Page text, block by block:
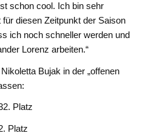
schon cool. Ich bin sehr
diesen Zeitpunkt der Saison
ich noch schneller werden und
Lorenz arbeiten.“
Bujak in der „offenen
Platz
Platz